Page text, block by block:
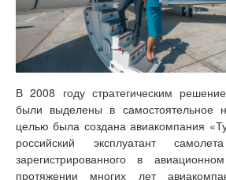
В 2008 году стратегическим
были выделены в самостоятельное
целью была создана авиакомпания
российский эксплуатант
зарегистрированного в
протяжении многих лет